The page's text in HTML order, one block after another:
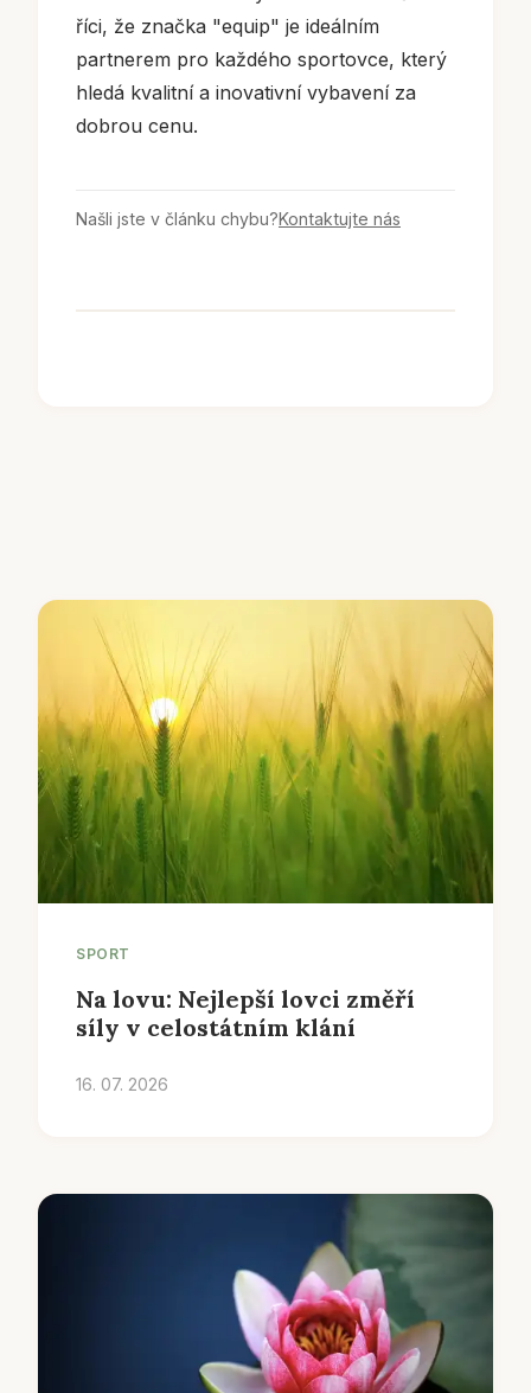
říci, že značka "equip" je ideálním
partnerem pro každého sportovce, který
hledá kvalitní a inovativní vybavení za
dobrou cenu.
Našli jste v článku chybu?Kontaktujte nás
SPORT
Na lovu: Nejlepší lovci změří
síly v celostátním klání
16. 07. 2026